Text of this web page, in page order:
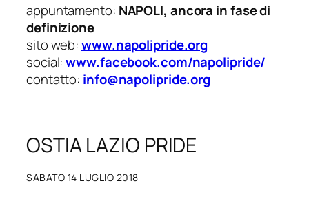
appuntamento: NAPOLI, ancora in fase di
definizione
sito web:www.napolipride.org
social:www.facebook.com/napolipride/
contatto: info@napolipride.org
OSTIA LAZIO PRIDE
SABATO 14 LUGLIO 2018